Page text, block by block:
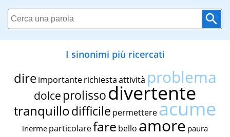
I sinonimi più ricercati
dire importante richiestaattività problema
dolce prolissodivertente
tranquillodifficile permettereacume
inerme particolarefare bello amore paura